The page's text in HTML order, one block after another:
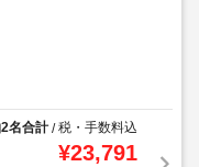
名合計/税・手数料込
¥23,791